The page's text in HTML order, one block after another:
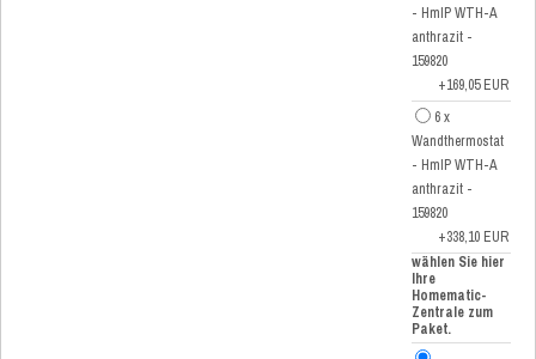
- HmIP WTH-A
anthrazit -
159820
+169,05 EUR
6 x
Wandthermostat
- HmIP WTH-A
anthrazit -
159820
+338,10 EUR
wählen Sie hier
Ihre
Homematic-
Zentrale zum
Paket.